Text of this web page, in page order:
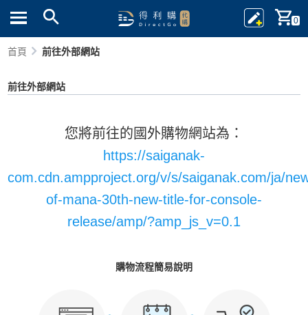
0
首頁 前往外部網站
前往外部網站
您將前往的國外購物網站為：
https://saiganak-
com.cdn.ampproject.org/v/s/saiganak.com/ja/
of-mana-30th-new-title-for-console-
release/amp/?amp_js_v=0.1
購物流程簡易說明